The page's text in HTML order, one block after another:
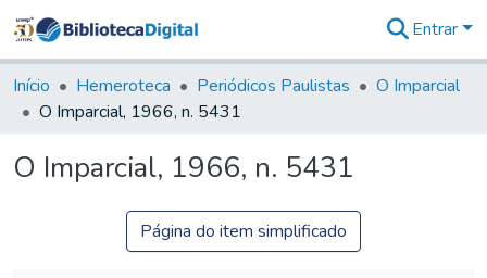
&
Coleções
Tudo na
Digital
Entrar
Início Hemeroteca Periódicos Paulistas
O Imparcial
O Imparcial, 1966, n. 5431
O Imparcial, 1966, n. 5431
Página do item simplificado